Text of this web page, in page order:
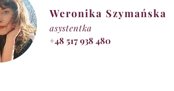
Weronika Szymańska
asystentka
+48 517 938 480